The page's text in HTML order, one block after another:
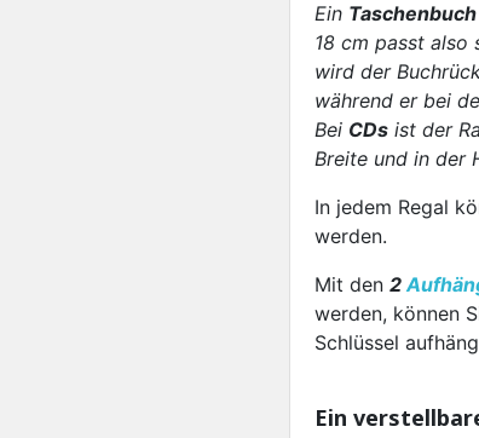
Ein Taschenbuch
18 cm passt also
wird der
während er bei
Bei CDs ist der
Breite und in der
In jedem Regal
werden.
Mit den 2
werden, können
Schlüssel
Ein